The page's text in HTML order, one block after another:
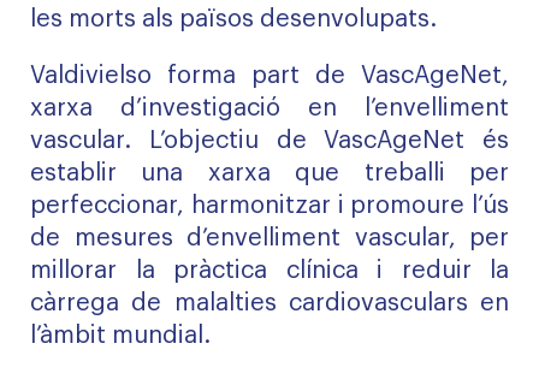
les morts als països desenvolupats.
Valdivielso forma part de VascAgeNet,
xarxa d’investigació en l’envelliment
vascular. L’objectiu de VascAgeNet és
establir una xarxa que treballi per
perfeccionar, harmonitzar i promoure l’ús
de mesures d’envelliment vascular, per
millorar la pràctica clínica i reduir la
càrrega de malalties cardiovasculars en
l’àmbit mundial.